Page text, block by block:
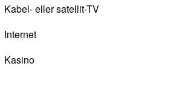
Kabel- eller satellit-TV
Internet
Kasino